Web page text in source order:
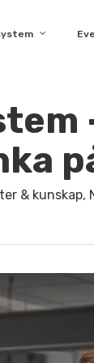
& kunskap,